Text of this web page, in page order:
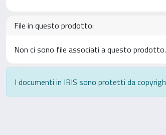
File in questo prodotto:
Non ci sono file associati a questo prodotto.
I documenti in IRIS sono protetti da